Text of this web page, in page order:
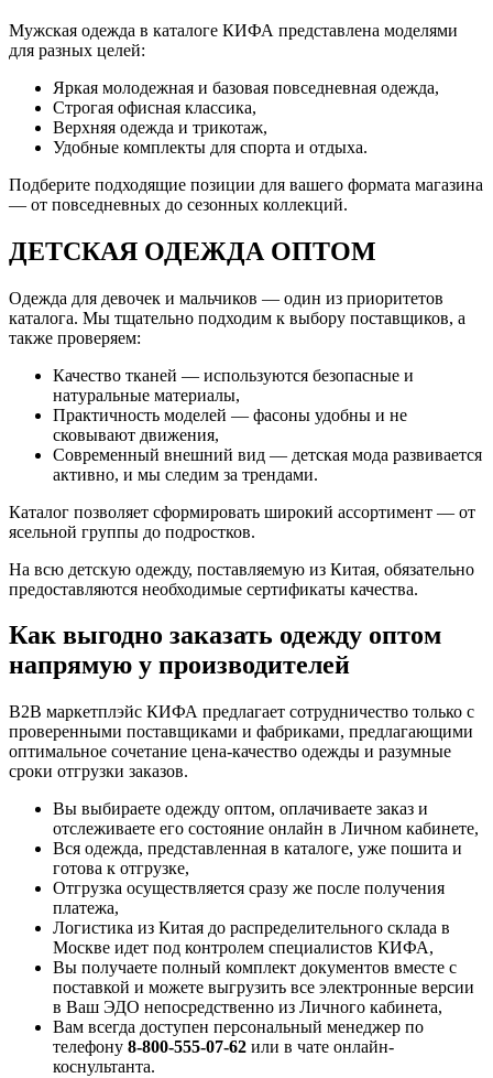
Мужская одежда в каталоге КИФА представлена моделями
для разных целей:
Яркая молодежная и базовая повседневная одежда,
Строгая офисная классика,
Верхняя одежда и трикотаж,
Удобные комплекты для спорта и отдыха.
Подберите подходящие позиции для вашего формата магазина
— от повседневных до сезонных коллекций.
ДЕТСКАЯ ОДЕЖДА ОПТОМ
Одежда для девочек и мальчиков — один из приоритетов
каталога. Мы тщательно подходим к выбору поставщиков, а
также проверяем:
Качество тканей — используются безопасные и
натуральные материалы,
Практичность моделей — фасоны удобны и не
сковывают движения,
Современный внешний вид — детская мода развивается
активно, и мы следим за трендами.
Каталог позволяет сформировать широкий ассортимент — от
ясельной группы до подростков.
На всю детскую одежду, поставляемую из Китая, обязательно
предоставляются необходимые сертификаты качества.
Как выгодно заказать одежду оптом
напрямую у производителей
B2B маркетплэйс КИФА предлагает сотрудничество только с
проверенными поставщиками и фабриками, предлагающими
оптимальное сочетание цена-качество одежды и разумные
сроки отгрузки заказов.
Вы выбираете одежду оптом, оплачиваете заказ и
отслеживаете его состояние онлайн в Личном кабинете,
Вся одежда, представленная в каталоге, уже пошита и
готова к отгрузке,
Отгрузка осуществляется сразу же после получения
платежа,
Логистика из Китая до распределительного склада в
Москве идет под контролем специалистов КИФА,
Вы получаете полный комплект документов вместе с
поставкой и можете выгрузить все электронные версии
в Ваш ЭДО непосредственно из Личного кабинета,
Вам всегда доступен персональный менеджер по
телефону 8-800-555-07-62 или в чате онлайн-
коснультанта.